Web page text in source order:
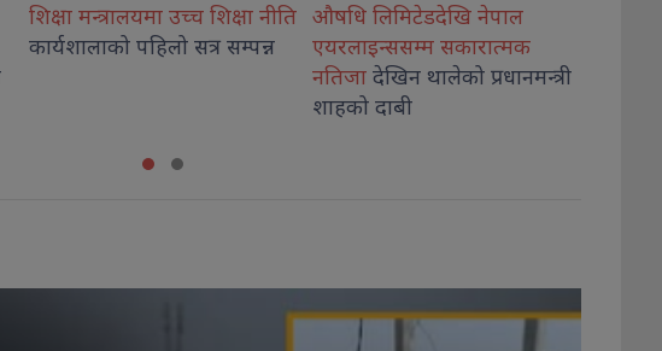
औषधि लिमिटेडदेखि नेपाल
एयरलाइन्ससम्म सकारात्मक
गिरी विरुद्ध अनुसन्धान गर्न
अदालतबाट चार दिनको म्याद
थप, कारागारबाटै पेट्रोलपम्प
कब्जा